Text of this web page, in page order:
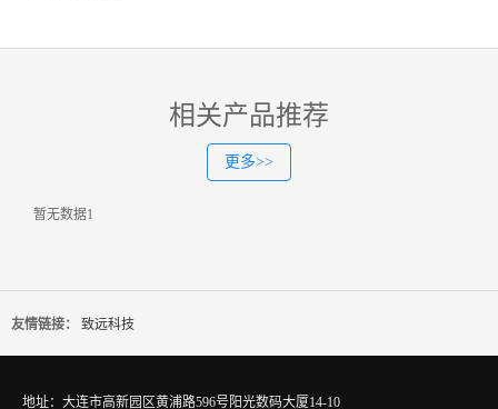
相关产品推荐
更多>>
暂无数据1
友情链接： 致远科技
地址：大连市高新园区黄浦路596号阳光数码大厦14-10